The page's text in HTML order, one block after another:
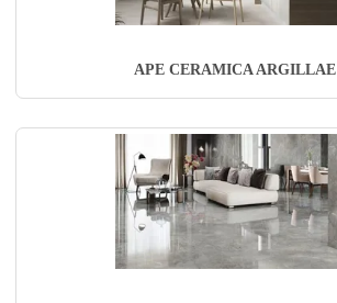
APE CERAMICA ARGILLAE